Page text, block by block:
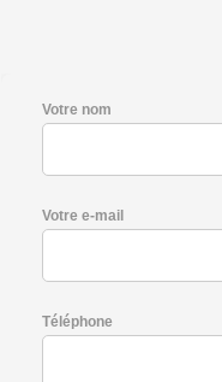
Votre nom
Votre e-mail
Téléphone